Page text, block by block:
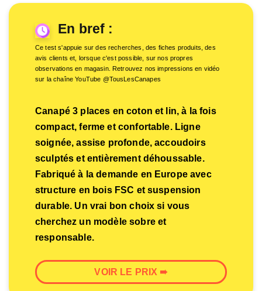
En bref :
Ce test s'appuie sur des recherches, des fiches produits, des
avis clients et, lorsque c'est possible, sur nos propres
observations en magasin. Retrouvez nos impressions en vidéo
sur la chaîne YouTube @TousLesCanapes
Canapé 3 places en coton et lin, à la fois
compact, ferme et confortable. Ligne
soignée, assise profonde, accoudoirs
sculptés et entièrement déhoussable.
Fabriqué à la demande en Europe avec
structure en bois FSC et suspension
durable. Un vrai bon choix si vous
cherchez un modèle sobre et
responsable.
VOIR LE PRIX ➠